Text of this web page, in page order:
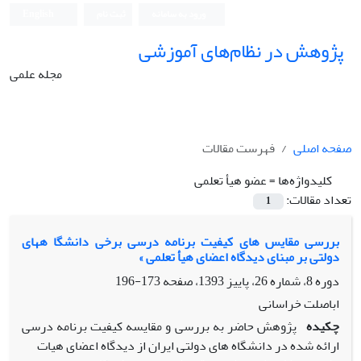
پژوهش در نظام‌های آموزشی
مجله علمی
صفحه اصلی
فهرست مقالات
کلیدواژه‌ها =عضو هیأ تعلمی
تعداد مقالات:
1
بررسی مقایس های کیفیت برنامه درسی برخی دانشگا ههای
دولتی بر مبنای دیدگاه اعضای هیأ تعلمی »
دوره 8، شماره 26، پاییز 1393، صفحه
173-196
اباصلت خراسانی
چکیده پژوهش حاضر به بررسی و مقایسه کیفیت برنامه درسی
ارائه شده در دانشگاه های دولتی ایران از دیدگاه اعضای هیات